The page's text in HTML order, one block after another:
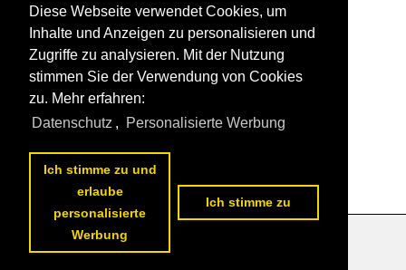
Diese Webseite verwendet Cookies, um
Inhalte und Anzeigen zu personalisieren und
Zugriffe zu analysieren. Mit der Nutzung
stimmen Sie der Verwendung von Cookies
zu. Mehr erfahren:
Datenschutz , Personalisierte Werbung
Ich stimme zu und
erlaube
personalisierte
Werbung
Ich stimme zu